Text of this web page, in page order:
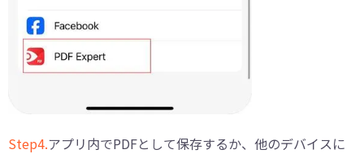
Step4.アプリ内でPDFとして保存するか、他のデバイスに